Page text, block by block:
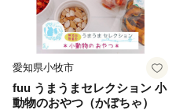
愛知県小牧市
fuu うまうまセレクション 小
動物のおやつ（かぼちゃ）